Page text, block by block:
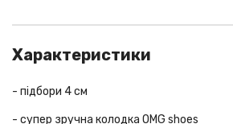
Характеристики
- підбори 4 см
- супер зручна колодка OMG shoes